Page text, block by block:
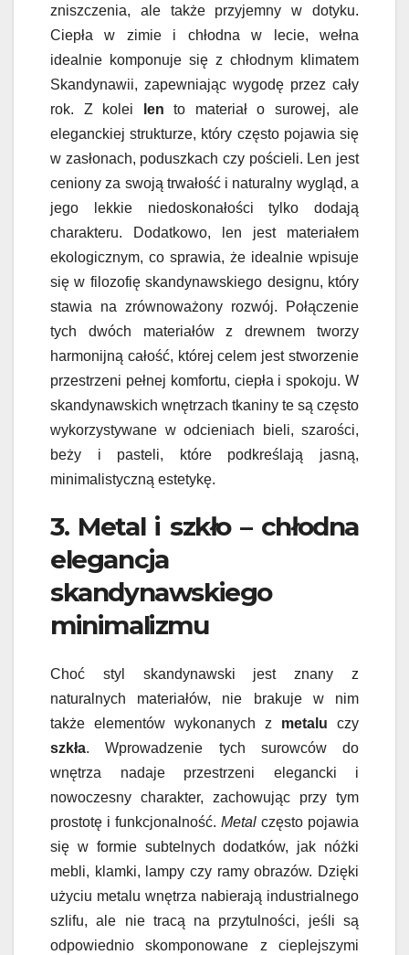
zniszczenia, ale także przyjemny w dotyku.
Ciepła w zimie i chłodna w lecie, wełna
idealnie komponuje się z chłodnym klimatem
Skandynawii, zapewniając wygodę przez cały
rok. Z kolei
len to materiał o surowej, ale
eleganckiej strukturze, który często pojawia się
w zasłonach, poduszkach czy pościeli. Len jest
ceniony za swoją trwałość i naturalny wygląd, a
jego lekkie niedoskonałości tylko dodają
charakteru. Dodatkowo, len jest materiałem
ekologicznym, co sprawia, że idealnie wpisuje
się w filozofię skandynawskiego designu, który
stawia na zrównoważony rozwój. Połączenie
tych dwóch materiałów z drewnem tworzy
harmonijną całość, której celem jest stworzenie
przestrzeni pełnej komfortu, ciepła i spokoju. W
skandynawskich wnętrzach tkaniny te są często
wykorzystywane w odcieniach bieli, szarości,
beży i pasteli, które podkreślają jasną,
minimalistyczną estetykę.
3. Metal i szkło – chłodna
elegancja
skandynawskiego
minimalizmu
Choć styl skandynawski jest znany z
naturalnych materiałów, nie brakuje w nim
także elementów wykonanych z metalu czy
szkła. Wprowadzenie tych surowców do
wnętrza nadaje przestrzeni elegancki i
nowoczesny charakter, zachowując przy tym
prostotę i funkcjonalność. Metal często pojawia
się w formie subtelnych dodatków, jak nóżki
mebli, klamki, lampy czy ramy obrazów. Dzięki
użyciu metalu wnętrza nabierają industrialnego
szlifu, ale nie tracą na przytulności, jeśli są
odpowiednio skomponowane z cieplejszymi